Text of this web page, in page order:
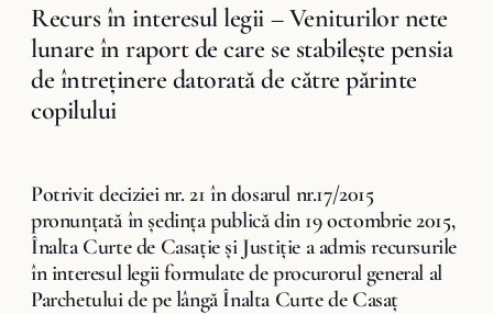
Recurs în interesul legii – Veniturilor nete
lunare în raport de care se stabileşte pensia
de întreţinere datorată de către părinte
copilului
Potrivit deciziei nr. 21 în dosarul nr.17/2015
pronunţată în şedinţa publică din 19 octombrie 2015,
Înalta Curte de Casaţie şi Justiţie a admis recursurile
în interesul legii formulate de procurorul general al
Parchetului de pe lângă Înalta Curte de Casaţ